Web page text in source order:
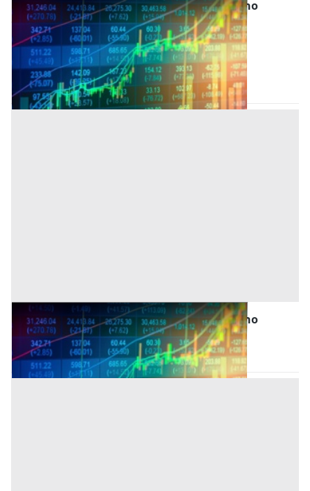
Titoli (Azioni, Bot, Cct Etc) all'asta a Oristano
Oristano (Oristano)
Offerta minima
5.000 €
Codice asta:BX025774
Asta chiusa
Titoli (Azioni, Bot, Cct Etc) all'asta a Oristano
Oristano (Oristano)
Asta chiusa